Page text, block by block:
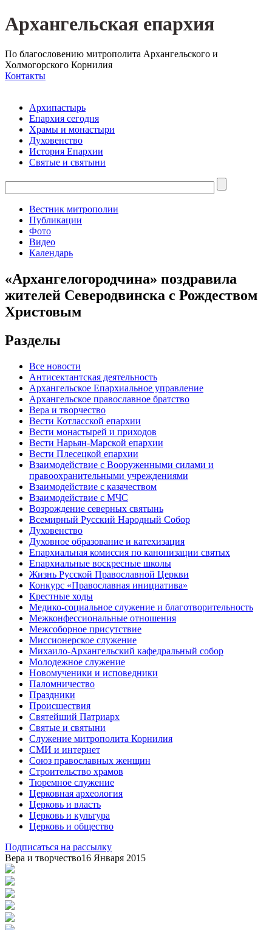
Архангельская епархия
По благословению митрополита Архангельского и
Холмогорского Корнилия
Контакты
Архипастырь
Епархия сегодня
Храмы и монастыри
Духовенство
История Епархии
Святые и святыни
Вестник митрополии
Публикации
Фото
Видео
Календарь
«Архангелогородчина» поздравила
жителей Северодвинска с Рождеством
Христовым
Разделы
Все новости
Антисектантская деятельность
Архангельское Епархиальное управление
Архангельское православное братство
Вера и творчество
Вести Котласской епархии
Вести монастырей и приходов
Вести Нарьян-Марской епархии
Вести Плесецкой епархии
Взаимодействие с Вооруженными силами и
правоохранительными учреждениями
Взаимодействие с казачеством
Взаимодействие с МЧС
Возрождение северных святынь
Всемирный Русский Народный Собор
Духовенство
Духовное образование и катехизация
Епархиальная комиссия по канонизации святых
Епархиальные воскресные школы
Жизнь Русской Православной Церкви
Конкурс «Православная инициатива»
Крестные ходы
Медико-социальное служение и благотворительность
Межконфессиональные отношения
Межсоборное присутствие
Миссионерское служение
Михаило-Архангельский кафедральный собор
Молодежное служение
Новомученики и исповедники
Паломничество
Праздники
Происшествия
Святейший Патриарх
Святые и святыни
Служение митрополита Корнилия
СМИ и интернет
Союз православных женщин
Строительство храмов
Тюремное служение
Церковная археология
Церковь и власть
Церковь и культура
Церковь и общество
Подписаться на рассылку
Вера и творчество16 Января 2015